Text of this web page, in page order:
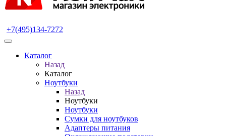
+7(495)134-7272
Каталог
Назад
Каталог
Ноутбуки
Назад
Ноутбуки
Ноутбуки
Сумки для ноутбуков
Адаптеры питания